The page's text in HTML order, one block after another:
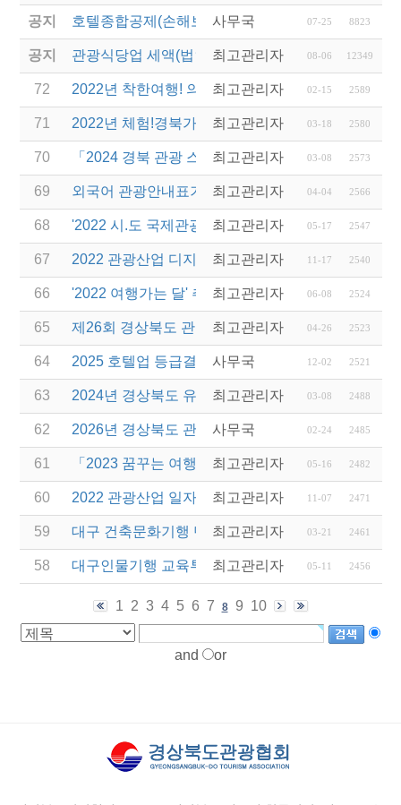
공지 호텔종합공제(손해보험) 서비스 안내
사무국 07-25 8823
공지 관광식당업 세액(법인세 및 소득세)감면 제도 안내
최고관리자 08-06 12349
72 2022년 착한여행! 의성투어! 운영 여행사 공모 안내
최고관리자 02-15 2589
71 2022년 체험!경북가족여행 운영업체 선정 및 제안
최고관리자 03-18 2580
70 「2024 경북 관광 스타트업 공모전」 안내
최고관리자 03-08 2573
69 외국어 관광안내표기 개선을 위한 번역·감수 지원사
최고관리자 04-04 2566
68 '2022 시.도 국제관광전 지원 사업' 공모전 공고 안내
최고관리자 05-17 2547
67 2022 관광산업 디지털혁신 포럼 안내
최고관리자 11-17 2540
66 '2022 여행가는 달' 추진 관련 안내
최고관리자 06-08 2524
65 제26회 경상북도 관광기념품 공모전 수상작 발표
최고관리자 04-26 2523
64 2025 호텔업 등급결정 제도 설명회 개최 안내
사무국 12-02 2521
63 2024년 경상북도 유니크베뉴를 활용한 MICE행사
최고관리자 03-08 2488
62 2026년 경상북도 관광진흥기금 보조사업 모집 공고(
사무국 02-24 2485
61 「2023 꿈꾸는 여행자」 경북(포항)1기 과정 운영
최고관리자 05-16 2482
60 2022 관광산업 일자리박람회 개최 안내
최고관리자 11-07 2471
59 대구 건축문화기행 단체투어 여행사 모집 공고
최고관리자 03-21 2461
58 대구인물기행 교육투어 여행사 모집 공고
최고관리자 05-11 2456
1 2 3 4 5 6 7 8 9 10
and or